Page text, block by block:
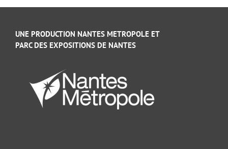
UNE PRODUCTION NANTES METROPOLE ET
PARC DES EXPOSITIONS DE NANTES